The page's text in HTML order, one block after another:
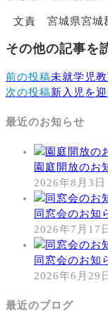
文責 宮城県宮城
その他の記事を
前の投稿未就学児
次の投稿新入児を
最近のお知らせ
園庭開放のお
2026年8月3日
同窓会のお知
2026年7月17日
同窓会のお知
2026年6月29日
最近のブログ